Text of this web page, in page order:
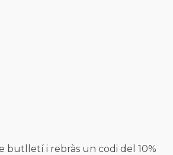
butlletí i rebràs un codi del 10%